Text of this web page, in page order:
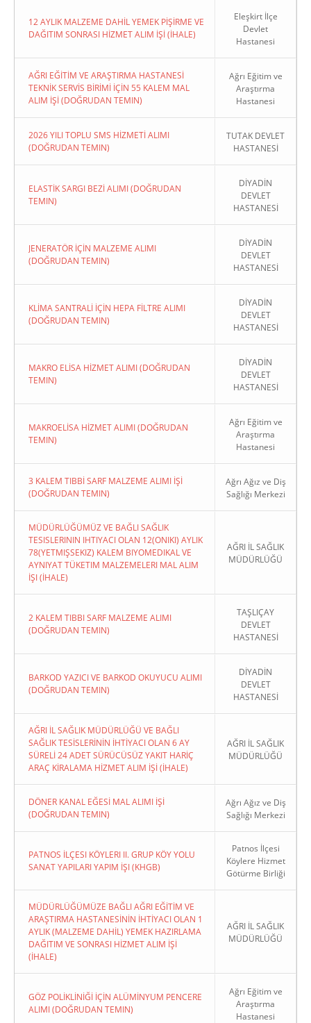
12 AYLIK MALZEME DAHİL YEMEK PİŞİRME VE
DAĞITIM SONRASI HİZMET ALIM İŞİ (İHALE)
Eleşkirt İlçe
Devlet
Hastanesi
AĞRI EĞİTİM VE ARAŞTIRMA HASTANESİ
TEKNİK SERVİS BİRİMİ İÇİN 55 KALEM MAL
ALIM İŞİ (DOĞRUDAN TEMIN)
Ağrı Eğitim ve
Araştırma
Hastanesi
2026 YILI TOPLU SMS HİZMETİ ALIMI
(DOĞRUDAN TEMIN)
TUTAK DEVLET
HASTANESİ
ELASTİK SARGI BEZİ ALIMI (DOĞRUDAN
TEMIN)
DİYADİN
DEVLET
HASTANESİ
JENERATÖR İÇİN MALZEME ALIMI
(DOĞRUDAN TEMIN)
DİYADİN
DEVLET
HASTANESİ
KLİMA SANTRALİ İÇİN HEPA FİLTRE ALIMI
(DOĞRUDAN TEMIN)
DİYADİN
DEVLET
HASTANESİ
MAKRO ELİSA HİZMET ALIMI (DOĞRUDAN
TEMIN)
DİYADİN
DEVLET
HASTANESİ
MAKROELİSA HİZMET ALIMI (DOĞRUDAN
TEMIN)
Ağrı Eğitim ve
Araştırma
Hastanesi
3 KALEM TIBBİ SARF MALZEME ALIMI İŞİ
(DOĞRUDAN TEMIN)
Ağrı Ağız ve Diş
Sağlığı Merkezi
MÜDÜRLÜĞÜMÜZ VE BAĞLI SAĞLIK
TESISLERININ IHTIYACI OLAN 12(ONIKI) AYLIK
78(YETMIŞSEKIZ) KALEM BIYOMEDIKAL VE
AYNIYAT TÜKETIM MALZEMELERI MAL ALIM
İŞI (İHALE)
AĞRI İL SAĞLIK
MÜDÜRLÜĞÜ
2 KALEM TIBBI SARF MALZEME ALIMI
(DOĞRUDAN TEMIN)
TAŞLIÇAY
DEVLET
HASTANESİ
BARKOD YAZICI VE BARKOD OKUYUCU ALIMI
(DOĞRUDAN TEMIN)
DİYADİN
DEVLET
HASTANESİ
AĞRI İL SAĞLIK MÜDÜRLÜĞÜ VE BAĞLI
SAĞLIK TESİSLERİNİN İHTİYACI OLAN 6 AY
SÜRELİ 24 ADET SÜRÜCÜSÜZ YAKIT HARİÇ
ARAÇ KİRALAMA HİZMET ALIM İŞİ (İHALE)
AĞRI İL SAĞLIK
MÜDÜRLÜĞÜ
DÖNER KANAL EĞESİ MAL ALIMI İŞİ
(DOĞRUDAN TEMIN)
Ağrı Ağız ve Diş
Sağlığı Merkezi
PATNOS İLÇESI KÖYLERI II. GRUP KÖY YOLU
SANAT YAPILARI YAPIM İŞI (KHGB)
Patnos İlçesi
Köylere Hizmet
Götürme Birliği
MÜDÜRLÜĞÜMÜZE BAĞLI AĞRI EĞİTİM VE
ARAŞTIRMA HASTANESİNİN İHTİYACI OLAN 1
AYLIK (MALZEME DAHİL) YEMEK HAZIRLAMA
DAĞITIM VE SONRASI HİZMET ALIM İŞİ
(İHALE)
AĞRI İL SAĞLIK
MÜDÜRLÜĞÜ
GÖZ POLİKLİNİĞİ İÇİN ALÜMİNYUM PENCERE
ALIMI (DOĞRUDAN TEMIN)
Ağrı Eğitim ve
Araştırma
Hastanesi